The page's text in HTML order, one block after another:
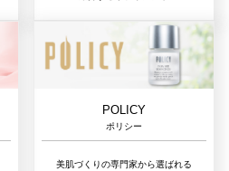
POLICY
ポリシー
美肌づくりの専門家から選ばれる